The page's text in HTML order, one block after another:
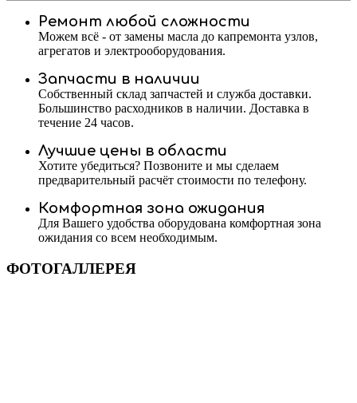
Ремонт любой сложности
Можем всё - от замены масла до капремонта узлов,
агрегатов и электрооборудования.
Запчасти в наличии
Собственный склад запчастей и служба доставки.
Большинство расходников в наличии. Доставка в
течение 24 часов.
Лучшие цены в области
Хотите убедиться? Позвоните и мы сделаем
предварительный расчёт стоимости по телефону.
Комфортная зона ожидания
Для Вашего удобства оборудована комфортная зона
ожидания со всем необходимым.
ФОТОГАЛЛЕРЕЯ